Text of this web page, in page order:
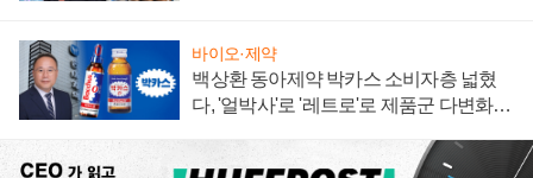
바이오·제약
백상환 동아제약 박카스 소비자층 넓혔
다, '얼박사'로 '레트로'로 제품군 다변화